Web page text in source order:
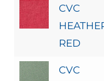
CVC
RED
CVC